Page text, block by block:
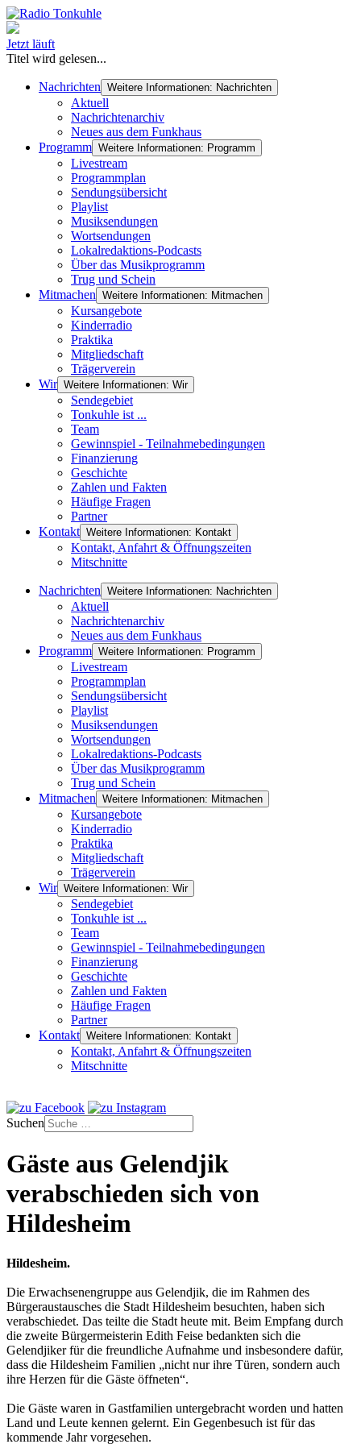
Jetzt läuft
Titel wird gelesen...
Nachrichten Weitere Informationen: Nachrichten
Aktuell
Nachrichtenarchiv
Neues aus dem Funkhaus
Programm Weitere Informationen: Programm
Livestream
Programmplan
Sendungsübersicht
Playlist
Musiksendungen
Wortsendungen
Lokalredaktions-Podcasts
Über das Musikprogramm
Trug und Schein
Mitmachen Weitere Informationen: Mitmachen
Kursangebote
Kinderradio
Praktika
Mitgliedschaft
Trägerverein
Wir Weitere Informationen: Wir
Sendegebiet
Tonkuhle ist ...
Team
Gewinnspiel - Teilnahmebedingungen
Finanzierung
Geschichte
Zahlen und Fakten
Häufige Fragen
Partner
Kontakt Weitere Informationen: Kontakt
Kontakt, Anfahrt & Öffnungszeiten
Mitschnitte
Nachrichten Weitere Informationen: Nachrichten
Aktuell
Nachrichtenarchiv
Neues aus dem Funkhaus
Programm Weitere Informationen: Programm
Livestream
Programmplan
Sendungsübersicht
Playlist
Musiksendungen
Wortsendungen
Lokalredaktions-Podcasts
Über das Musikprogramm
Trug und Schein
Mitmachen Weitere Informationen: Mitmachen
Kursangebote
Kinderradio
Praktika
Mitgliedschaft
Trägerverein
Wir Weitere Informationen: Wir
Sendegebiet
Tonkuhle ist ...
Team
Gewinnspiel - Teilnahmebedingungen
Finanzierung
Geschichte
Zahlen und Fakten
Häufige Fragen
Partner
Kontakt Weitere Informationen: Kontakt
Kontakt, Anfahrt & Öffnungszeiten
Mitschnitte
Suchen
Gäste aus Gelendjik
verabschieden sich von
Hildesheim
Hildesheim.
Die Erwachsenengruppe aus Gelendjik, die im Rahmen des
Bürgeraustausches die Stadt Hildesheim besuchten, haben sich
verabschiedet. Das teilte die Stadt heute mit. Beim Empfang durch
die zweite Bürgermeisterin Edith Feise bedankten sich die
Gelendjiker für die freundliche Aufnahme und insbesondere dafür,
dass die Hildesheim Familien „nicht nur ihre Türen, sondern auch
ihre Herzen für die Gäste öffneten“.
Die Gäste waren in Gastfamilien untergebracht worden und hatten
Land und Leute kennen gelernt. Ein Gegenbesuch ist für das
kommende Jahr vorgesehen.